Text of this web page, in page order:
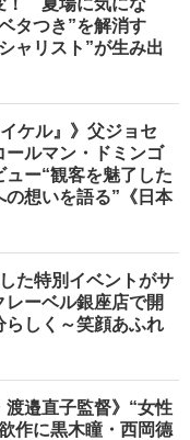
タつき”を解消す
ャリスト”が生み出
ケル』》父ジョセ
ールマン・ドミンゴ
ー“観客を魅了した
想いを語る”《日本
た特別イベントがサ
ーベル銀座店で開
しく～笑顔あふれ
渡邉直子監督》“女性
作に黒木瞳・西岡德